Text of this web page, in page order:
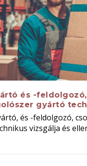
és -feldolgozó,
gyártó
és -feldolgozó,
vizsgálja és